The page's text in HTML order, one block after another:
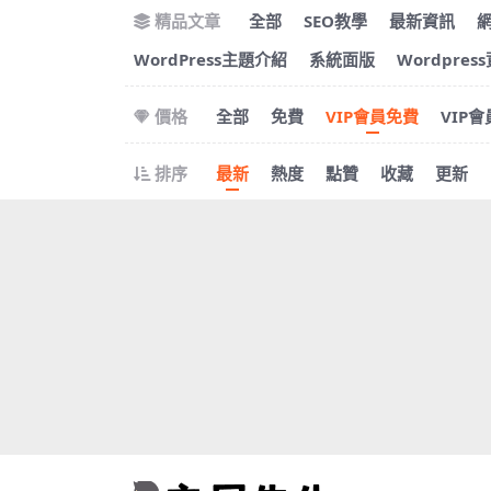
精品文章 全部 SEO教學 最新資訊
WordPress主題介紹
系統面版 Wordpress
價格 全部 免費 VIP會員免費 VIP會
排序 最新 熱度 點贊 收藏 更新